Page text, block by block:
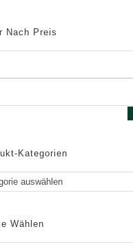
Nach Preis
Kategorien
Wählen